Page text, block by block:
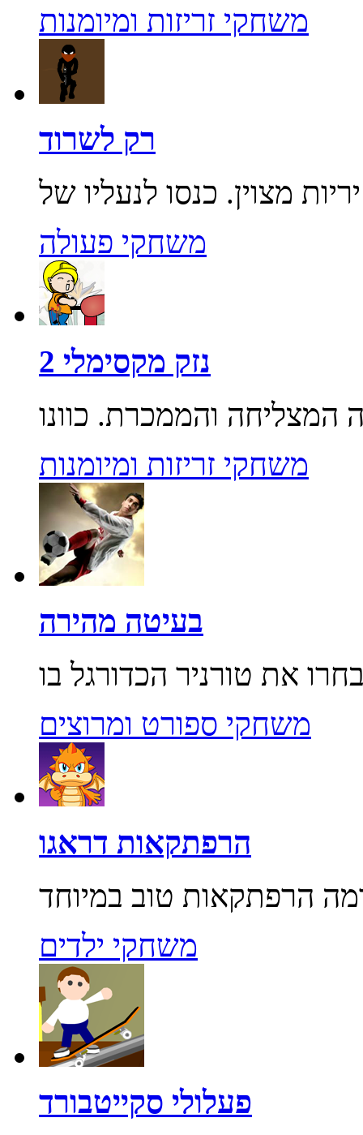
משחקי זריזות ומיומנות
רק לשרוד
משחקי פעולה
נזק מקסימלי 2
משחקי זריזות ומיומנות
בעיטה מהירה
משחקי ספורט ומרוצים
הרפתקאות דראגו
משחקי ילדים
פעלולי סקייטבורד